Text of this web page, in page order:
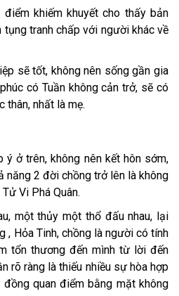
khiếm khuyết cho thấy bản
tụng tranh chấp với người khác về
sẽ tốt, không nên sống gần gia
có Tuần không cản trở, sẽ có
thân, nhất là mẹ.
ý ở trên, không nên kết hôn sớm,
năng 2 đời chồng trở lên là không
Vi Phá Quân.
một thủy một thổ đấu nhau, lại
, Hỏa Tinh, chồng là người có tính
tổn thương đến mình từ lời đến
rõ ràng là thiếu nhiều sự hòa hợp
quan điểm bằng mặt không